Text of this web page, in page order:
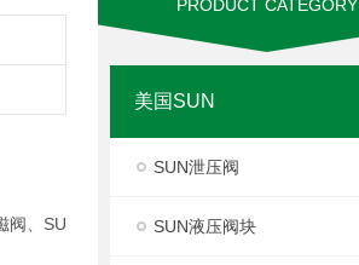
PRODUCT CATEGORY
美国SUN
SUN泄压阀
SUN液压阀块
阀、SU